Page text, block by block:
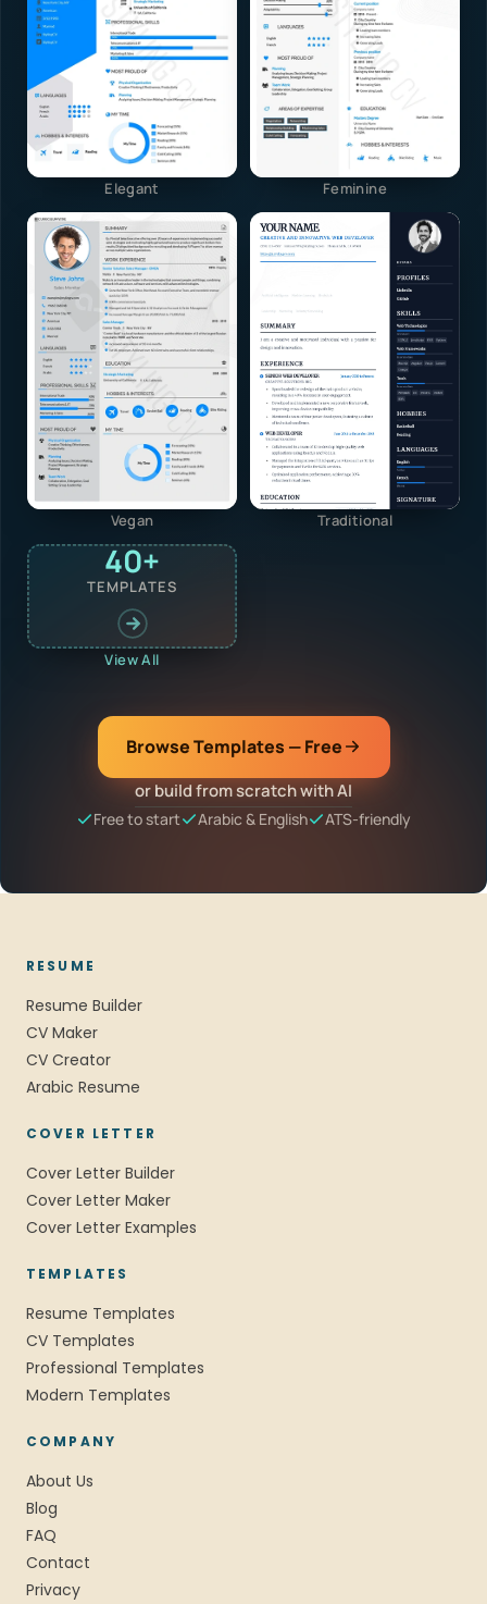
Elegant Feminine
Vegan Traditional
40+
TEMPLATES
View All
Browse Templates — Free
or build from scratch with AI
Free to start Arabic & English ATS-friendly
RESUME
Resume Builder
CV Maker
CV Creator
Arabic Resume
COVER LETTER
Cover Letter Builder
Cover Letter Maker
Cover Letter Examples
TEMPLATES
Resume Templates
CV Templates
Professional Templates
Modern Templates
COMPANY
About Us
Blog
FAQ
Contact
Privacy